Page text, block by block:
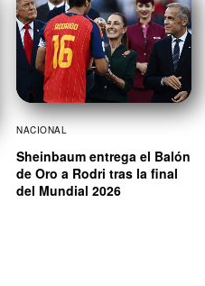
NACIONAL
Sheinbaum entrega el Balón
de Oro a Rodri tras la final
del Mundial 2026